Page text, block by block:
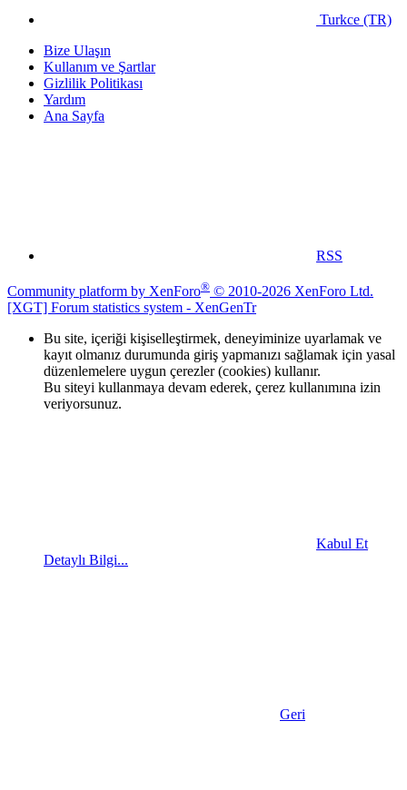
Turkce (TR)
Bize Ulaşın
Kullanım ve Şartlar
Gizlilik Politikası
Yardım
Ana Sayfa
RSS
Community platform by XenForo® © 2010-2026 XenForo Ltd.
[XGT] Forum statistics system - XenGenTr
Bu site, içeriği kişiselleştirmek, deneyiminize uyarlamak ve
kayıt olmanız durumunda giriş yapmanızı sağlamak için yasal
düzenlemelere uygun çerezler (cookies) kullanır.
Bu siteyi kullanmaya devam ederek, çerez kullanımına izin
veriyorsunuz.
Kabul Et
Detaylı Bilgi...
Geri